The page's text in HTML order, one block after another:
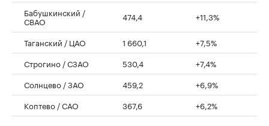
Бабушкинский /
СВАО 474,4 +11,3%
Таганский / ЦАО 1 660,1
+7,5%
Строгино / СЗАО
530,4
+7,4%
Солнцево / ЗАО
459,2
+6,9%
Коптево / САО
367,6 +6,2%